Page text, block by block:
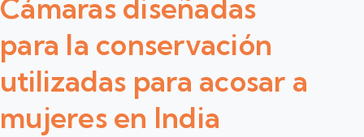
Cámaras diseñadas
para la conservación
utilizadas para acosar a
mujeres en India